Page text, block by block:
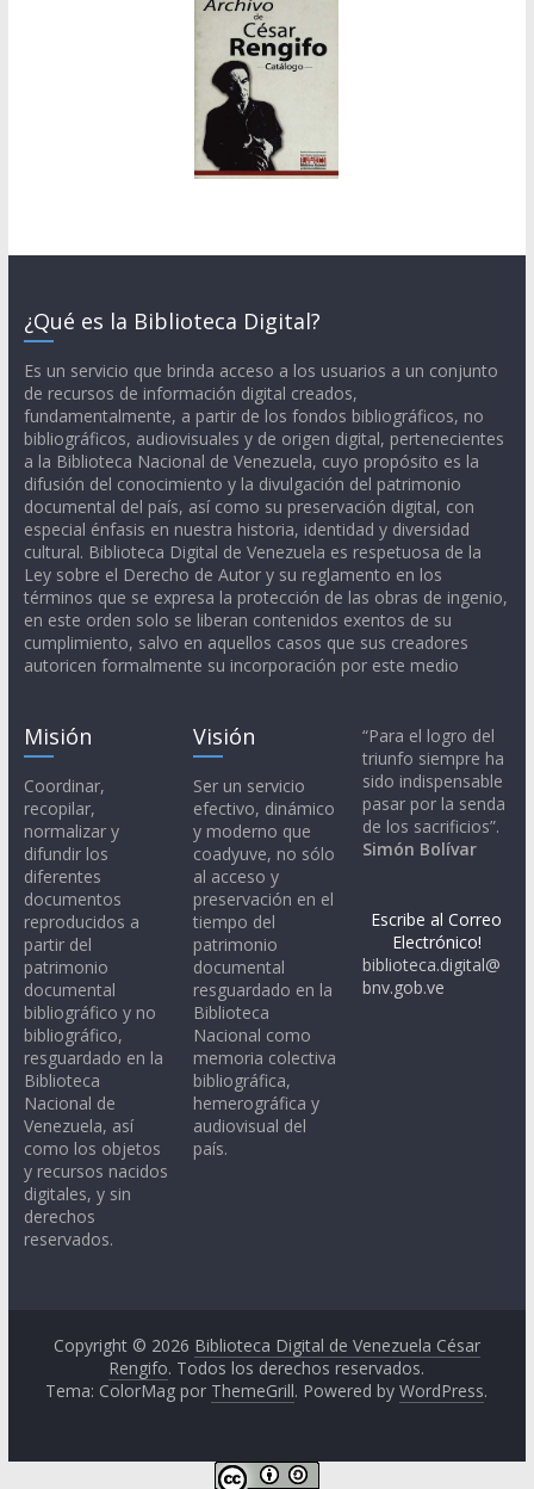
¿Qué es la Biblioteca Digital?
Es un servicio que brinda acceso a los usuarios a un conjunto
de recursos de información digital creados,
fundamentalmente, a partir de los fondos bibliográficos, no
bibliográficos, audiovisuales y de origen digital, pertenecientes
a la Biblioteca Nacional de Venezuela, cuyo propósito es la
difusión del conocimiento y la divulgación del patrimonio
documental del país, así como su preservación digital, con
especial énfasis en nuestra historia, identidad y diversidad
cultural. Biblioteca Digital de Venezuela es respetuosa de la
Ley sobre el Derecho de Autor y su reglamento en los
términos que se expresa la protección de las obras de ingenio,
en este orden solo se liberan contenidos exentos de su
cumplimiento, salvo en aquellos casos que sus creadores
autoricen formalmente su incorporación por este medio
Misión
Coordinar,
recopilar,
normalizar y
difundir los
diferentes
documentos
reproducidos a
partir del
patrimonio
documental
bibliográfico y no
bibliográfico,
resguardado en la
Biblioteca
Nacional de
Venezuela, así
como los objetos
y recursos nacidos
digitales, y sin
derechos
reservados.
Visión
Ser un servicio
efectivo, dinámico
y moderno que
coadyuve, no sólo
al acceso y
preservación en el
tiempo del
patrimonio
documental
resguardado en la
Biblioteca
Nacional como
memoria colectiva
bibliográfica,
hemerográfica y
audiovisual del
país.
“Para el logro del
triunfo siempre ha
sido indispensable
pasar por la senda
de los sacrificios”.
Simón Bolívar
Escribe al Correo
Electrónico!
biblioteca.digital@
bnv.gob.ve
Copyright © 2026 Biblioteca Digital de Venezuela César
Rengifo. Todos los derechos reservados.
Tema: ColorMag por ThemeGrill. Powered byWordPress.